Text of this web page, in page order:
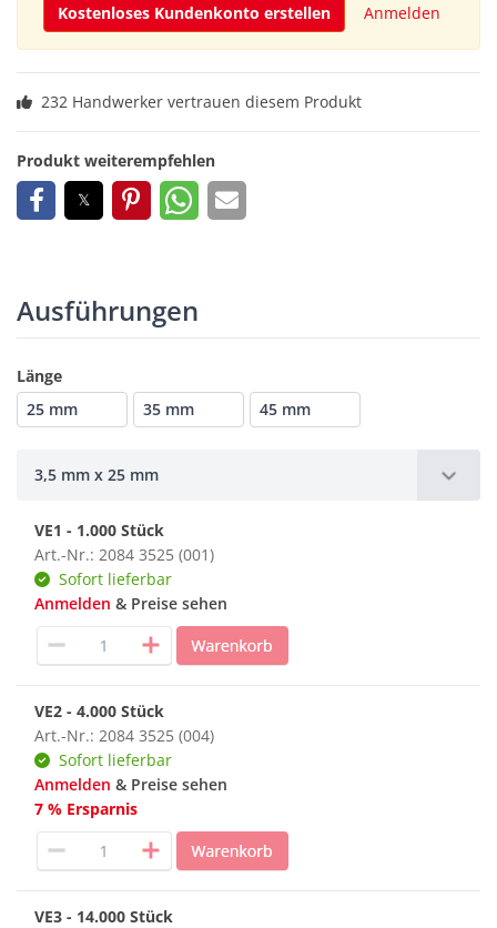
Kostenloses Kundenkonto erstellen
Anmelden
232 Handwerker vertrauen diesem Produkt
Produkt weiterempfehlen
Ausführungen
Länge
25 mm
35 mm 45 mm
3,5 mm x 25 mm
VE1 - 1.000 Stück
Art.-Nr.: 2084 3525 (001)
Sofort lieferbar
Anmelden & Preise sehen
VE2 - 4.000 Stück
Art.-Nr.: 2084 3525 (004)
Sofort lieferbar
Anmelden & Preise sehen
7 % Ersparnis
VE3 - 14.000 Stück